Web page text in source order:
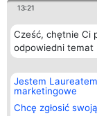
13:21
Cześć, chętnie Ci
odpowiedni temat
Jestem
marketingowe
Chcę zgłosić
Organizator
Bright Side Solutions sp.
o. sp. k.
ul. Ruska 22
Wrocław 50-079